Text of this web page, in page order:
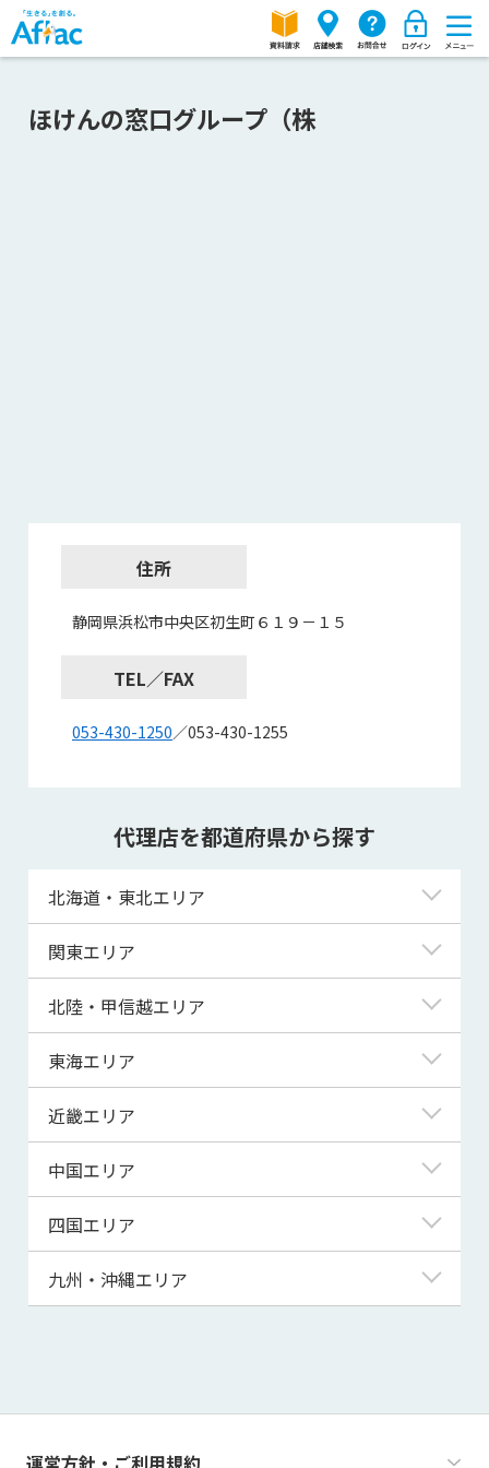
ほけんの窓口グループ（株
住所
静岡県浜松市中央区初生町６１９－１５
TEL／FAX
053-430-1250／053-430-1255
代理店を都道府県から探す
北海道・東北エリア
北海道
青森県
宮城県
秋田県
山形県
関東エリア
東京都
神奈川県
埼玉県
千葉県
茨城県
群馬県
北陸・甲信越エリア
新潟県
富山県
福井県
山梨県
長野県
東海エリア
岐阜県
静岡県
三重県
近畿エリア
滋賀県
京都府
大阪府
兵庫県
和歌山県
中国エリア
鳥取県
島根県
山口県
四国エリア
徳島県
高知県
九州・沖縄エリア
運営方針・ご利用規約